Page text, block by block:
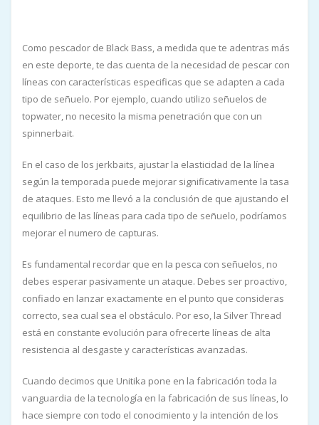
Como pescador de Black Bass, a medida que te adentras más
en este deporte, te das cuenta de la necesidad de pescar con
líneas con características especificas que se adapten a cada
tipo de señuelo. Por ejemplo, cuando utilizo señuelos de
topwater, no necesito la misma penetración que con un
spinnerbait.
En el caso de los jerkbaits, ajustar la elasticidad de la línea
según la temporada puede mejorar significativamente la tasa
de ataques. Esto me llevó a la conclusión de que ajustando el
equilibrio de las líneas para cada tipo de señuelo, podríamos
mejorar el numero de capturas.
Es fundamental recordar que en la pesca con señuelos, no
debes esperar pasivamente un ataque. Debes ser proactivo,
confiado en lanzar exactamente en el punto que consideras
correcto, sea cual sea el obstáculo. Por eso, la Silver Thread
está en constante evolución para ofrecerte líneas de alta
resistencia al desgaste y características avanzadas.
Cuando decimos que Unitika pone en la fabricación toda la
vanguardia de la tecnología en la fabricación de sus líneas, lo
hace siempre con todo el conocimiento y la intención de los